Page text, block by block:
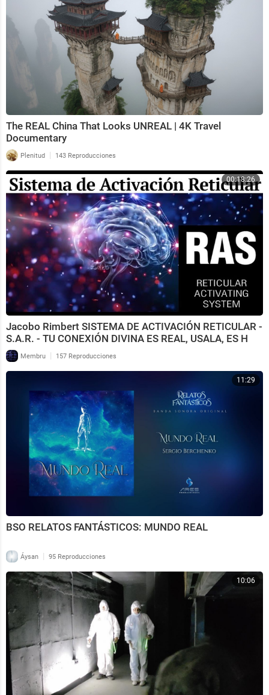
The REAL China That Looks UNREAL | 4K Travel
Documentary
Plenitud | 143 Reproducciones
00:18:26
Jacobo Rimbert SISTEMA DE ACTIVACIÓN RETICULAR -
S.A.R. - TU CONEXIÓN DIVINA ES REAL, USALA, ES H
Membru | 157 Reproducciones
11:29
BSO RELATOS FANTÁSTICOS: MUNDO REAL
Áysan | 95 Reproducciones
10:06